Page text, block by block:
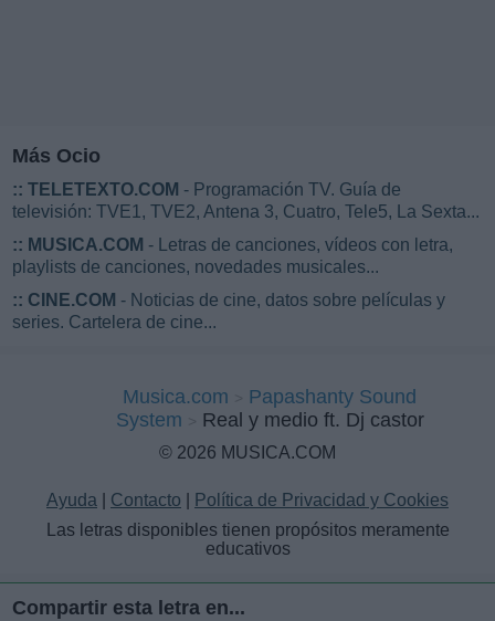
Más Ocio
:: TELETEXTO.COM - Programación TV. Guía de
televisión: TVE1, TVE2, Antena 3, Cuatro, Tele5, La Sexta...
:: MUSICA.COM - Letras de canciones, vídeos con letra,
playlists de canciones, novedades musicales...
:: CINE.COM - Noticias de cine, datos sobre películas y
series. Cartelera de cine...
Musica.com
Papashanty Sound
System
Real y medio ft. Dj castor
© 2026 MUSICA.COM
Ayuda Contacto
Política de Privacidad y Cookies
Las letras disponibles tienen propósitos meramente
educativos
Compartir esta letra en...